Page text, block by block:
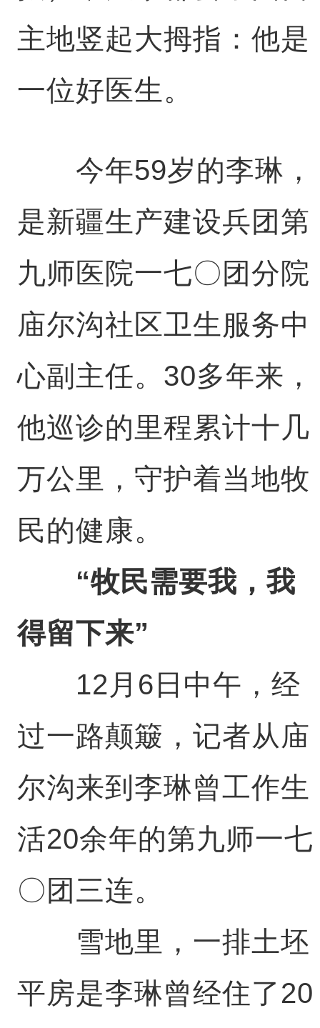
主地竖起大拇指：他是
一位好医生。
今年59岁的李琳，
是新疆生产建设兵团第
九师医院一七〇团分院
庙尔沟社区卫生服务中
心副主任。30多年来，
他巡诊的里程累计十几
万公里，守护着当地牧
民的健康。
“牧民需要我，我
得留下来”
12月6日中午，经
过一路颠簸，记者从庙
尔沟来到李琳曾工作生
活20余年的第九师一七
〇团三连。
雪地里，一排土坯
平房是李琳曾经住了20